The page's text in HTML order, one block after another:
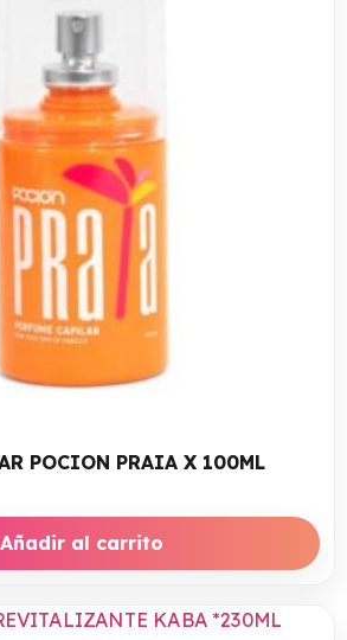
POCION PRAIA X 100ML
Añadir al carrito